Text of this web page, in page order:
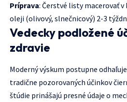
Príprava: Čerstvé listy macerovať
oleji (olivový, slnečnicový) 2-3
Vedecky podložené
zdravie
Moderný výskum postupne
tradične pozorovaných účinkov
štúdie prinášajú presné údaje o